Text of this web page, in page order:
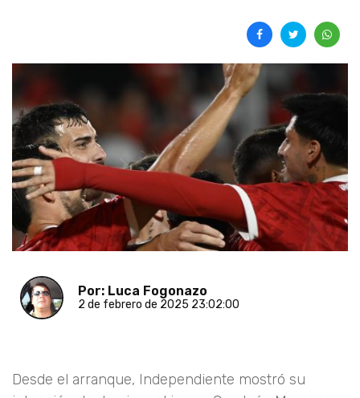
Por: Luca Fogonazo
2 de febrero de 2025 23:02:00
Desde el arranque, Independiente mostró su